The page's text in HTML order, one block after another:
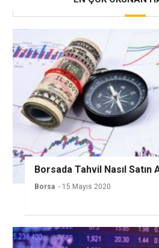
Borsada Tahvil Nasıl Satın
Borsa - 15 Mayıs 2020